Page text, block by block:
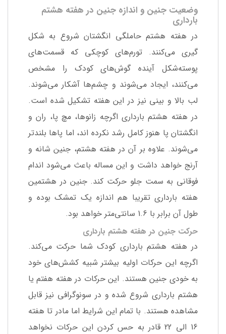
وضعیت جنین و اندازه جنین در هفته هشتم
بارداری
در هفته هشتم حاملگی انگشتان شروع به شکل
گیری می‌کنند. تورم‌های کوچکی که قسمت‌های
پوسته‌شکل آینده گوش‌های کودک را مشخص
می‌کنند، ایجاد می‌شوند و چشم‌ها آشکار می‌شوند.
لب بالا و بینی نیز در این هفته تشکیل شده است.
در هفته هشتم بارداری اگرچه زانوها، مچ پا، ران و
انگشتان پا هنوز کامل رشد نکرده اند، اما پاها بلندتر
می‌شوند. علاوه بر آن در هفته هشتم، جنین شانه و
آرنج خواهد داشت و این مساله باعث می‌شود اندام
فوقانی به سمت جلو حرکت کند. جنین در هشتمین
هفته بارداری تقریبا هم اندازه یک تمشک بوده و
طول آن برابر با 1.6 سانتی‌متر خواهد بود.
حرکت جنین در هفته هشتم بارداری
در هفته هشتم بارداری کودک شما حرکت می‌کند.
اگرچه این حرکات اولیه بیشتر شبیه کشش‌های خود
به خودی جنین هستند. این حرکات در هفته هفتم یا
هشتم بارداری شروع شده و در سونوگرافی نیز قابل
مشاهده هستند. با تمام این شرایط اما مادر تا هفته
16 الی 22 قادر به حس کردن این حرکات نخواهد